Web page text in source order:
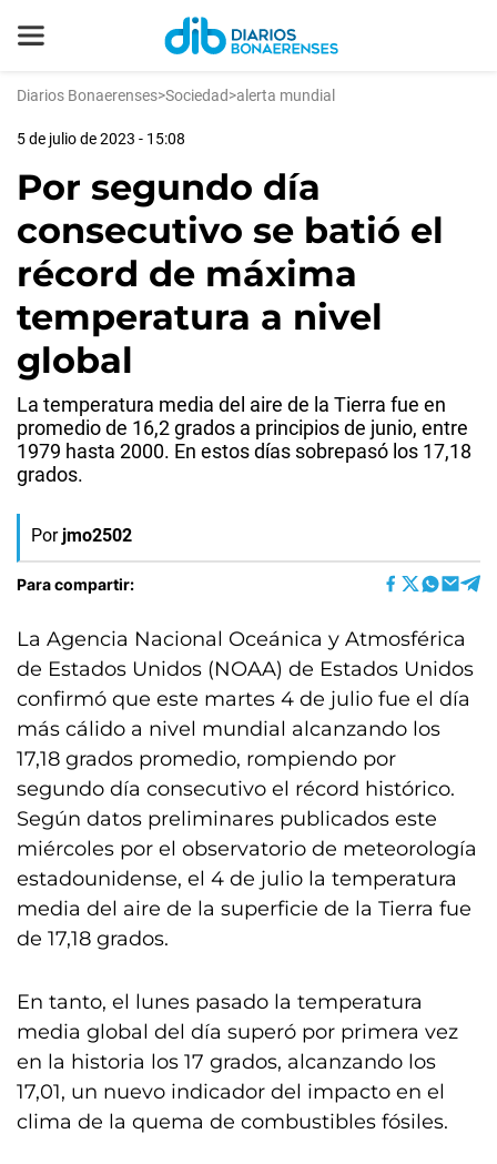
Diarios Bonaerenses>Sociedad>alerta mundial
5 de julio de 2023 - 15:08
Por segundo día
consecutivo se batió el
récord de máxima
temperatura a nivel
global
La temperatura media del aire de la Tierra fue en
promedio de 16,2 grados a principios de junio, entre
1979 hasta 2000. En estos días sobrepasó los 17,18
grados.
Por jmo2502
Para compartir:
La Agencia Nacional Oceánica y Atmosférica
de Estados Unidos (NOAA) de Estados Unidos
confirmó que este martes 4 de julio fue el día
más cálido a nivel mundial alcanzando los
17,18 grados promedio, rompiendo por
segundo día consecutivo el récord histórico.
Según datos preliminares publicados este
miércoles por el observatorio de meteorología
estadounidense, el 4 de julio la temperatura
media del aire de la superficie de la Tierra fue
de 17,18 grados.
En tanto, el lunes pasado la temperatura
media global del día superó por primera vez
en la historia los 17 grados, alcanzando los
17,01, un nuevo indicador del impacto en el
clima de la quema de combustibles fósiles.